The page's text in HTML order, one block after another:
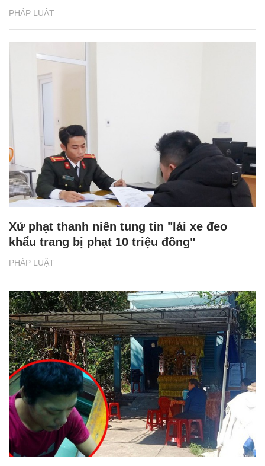
PHÁP LUẬT
PHÁP LUẬT
Xử phạt thanh niên tung tin "lái xe đeo
khẩu trang bị phạt 10 triệu đồng"